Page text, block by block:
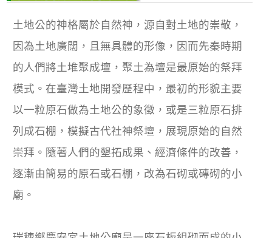
土地公的神格屬於自然神，源自對土地的崇敬，
因為土地廣闊，且無具體的形像，因而先秦時期
的人們將土堆聚成壇，聚土為壇是最原始的祭拜
模式。在臺灣土地開發歷程中，最初的形貌主要
以一粒原石做為土地公的象徵，或是三粒原石排
列成石棚，模擬古代社神祭壇，展現原始的自然
崇拜。隨著人們的墾拓成果、經濟條件的改善，
逐漸由簡易的原石或石棚，改為石砌或磚砌的小
廟。